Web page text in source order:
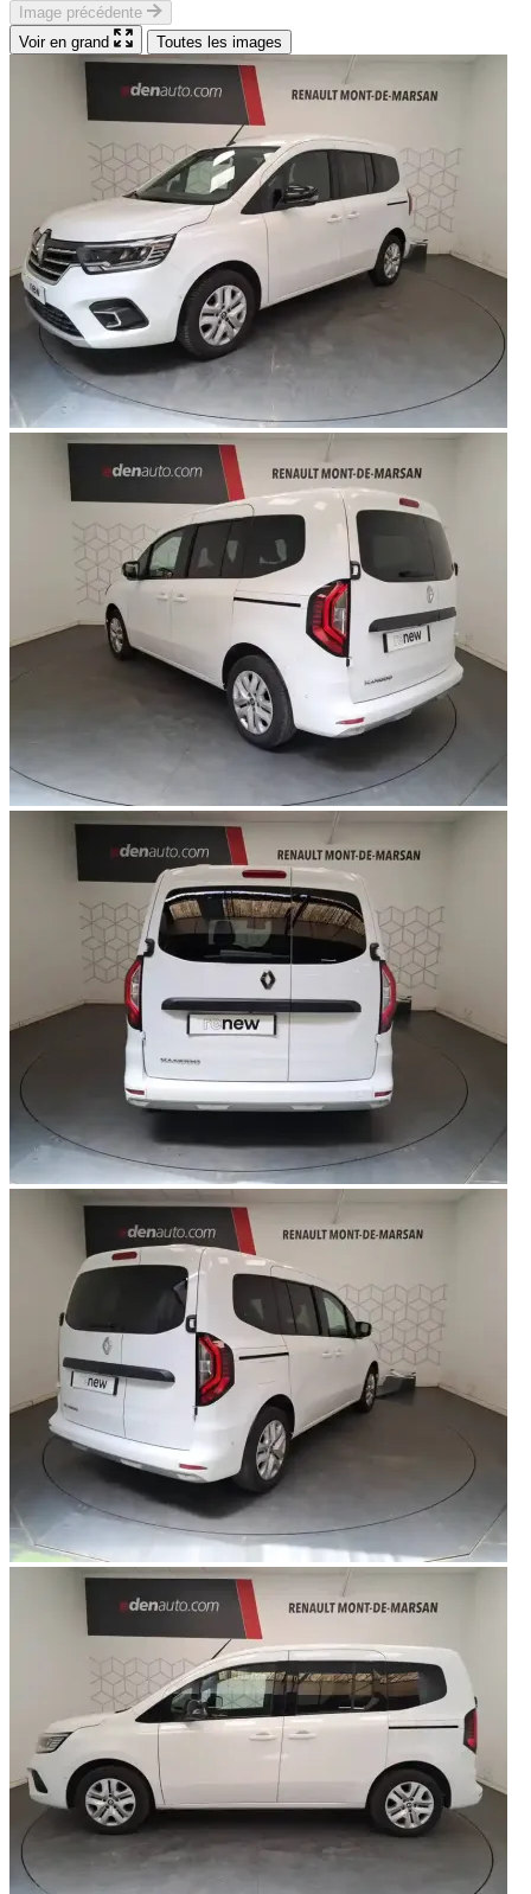
Image précédente
Voir en grand
Toutes les images